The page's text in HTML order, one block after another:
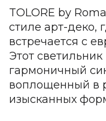
Корпусная мебель на
Шкафы и
Мебель для ванной
Офисная мебель
Детская мебель
Уличная и садовая
Фитнес и wellness-
Коллекции
TOLORE by
стиле арт-деко,
встречается с
Этот
гармоничный
воплощенный в
изысканных